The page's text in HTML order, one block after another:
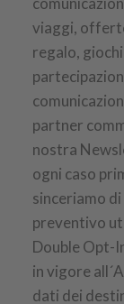
viaggi,
regalo,
partner
nostra
ogni caso
sinceriamo
preventivo
Double Opt-
in vigore
dati dei